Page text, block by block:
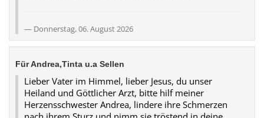
Donnerstag, 06. August 2026
Für Andrea,Tinta u.a Sellen
Lieber Vater im Himmel, lieber Jesus, du unser
Heiland und Göttlicher Arzt, bitte hilf meiner
Herzensschwester Andrea, lindere ihre Schmerzen